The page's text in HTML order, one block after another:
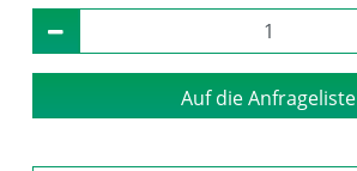
Auf die Anfrageliste